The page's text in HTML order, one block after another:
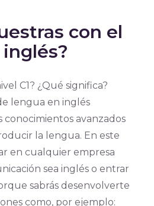
con el
inglés?
C1? ¿Qué significa?
lengua en inglés
avanzados
la lengua. En este
en cualquier empresa
sea inglés o entrar
sabrás desenvolverte
como, por ejemplo: